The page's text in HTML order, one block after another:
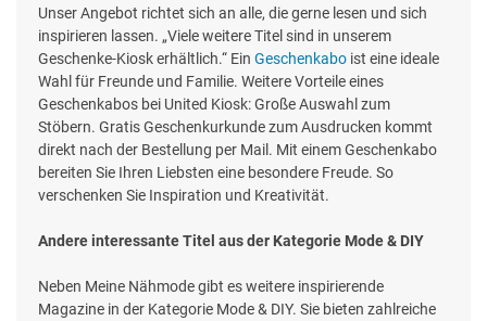
Unser Angebot richtet sich an alle, die gerne lesen und sich
inspirieren lassen. „Viele weitere Titel sind in unserem
Geschenke-Kiosk erhältlich.“ Ein Geschenkabo ist eine ideale
Wahl für Freunde und Familie. Weitere Vorteile eines
Geschenkabos bei United Kiosk: Große Auswahl zum
Stöbern. Gratis Geschenkurkunde zum Ausdrucken kommt
direkt nach der Bestellung per Mail. Mit einem Geschenkabo
bereiten Sie Ihren Liebsten eine besondere Freude. So
verschenken Sie Inspiration und Kreativität.
Andere interessante Titel aus der Kategorie Mode & DIY
Neben Meine Nähmode gibt es weitere inspirierende
Magazine in der Kategorie Mode & DIY. Sie bieten zahlreiche